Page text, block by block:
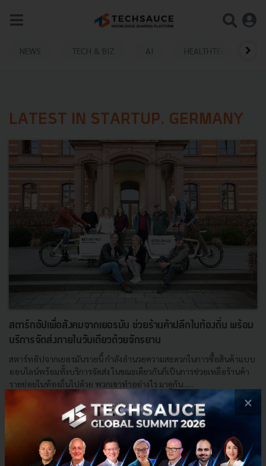
NEWS TECH & BIZ AI HEALTHTECH
LATEST IN STARTUP. GERMANY
สตาร์ทอัปเพื่อสังคมจากเยอรมัน ช่วยร้านค้าปลีกในท้องถิ่น พร้อม
บริการจัดส่งภายในวันเดียวด้วยจักรยาน
สตาร์ทอัปจากเยอรมันรายนี้ กำลังอำนวยความสะดวกในการซื้อสินค้าแบบ
ออนไลน์พร้อมทั้งบริการจัดส่ง ในขณะเดียวกันก็เป็นการช่วยเหลือร้านค้า
รายย่อยในท้องถิ่นไปด้วย พวกเขาทำอย่างไร มาดูกัน......
| ByTechsauce Team
Startup retailer Startup. Germany same day delivery
×